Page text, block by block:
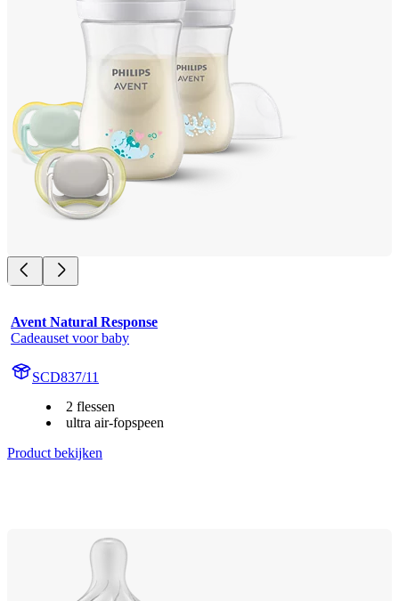
Avent Natural Response
Cadeauset voor baby
SCD837/11
2 flessen
ultra air-fopspeen
Product bekijken